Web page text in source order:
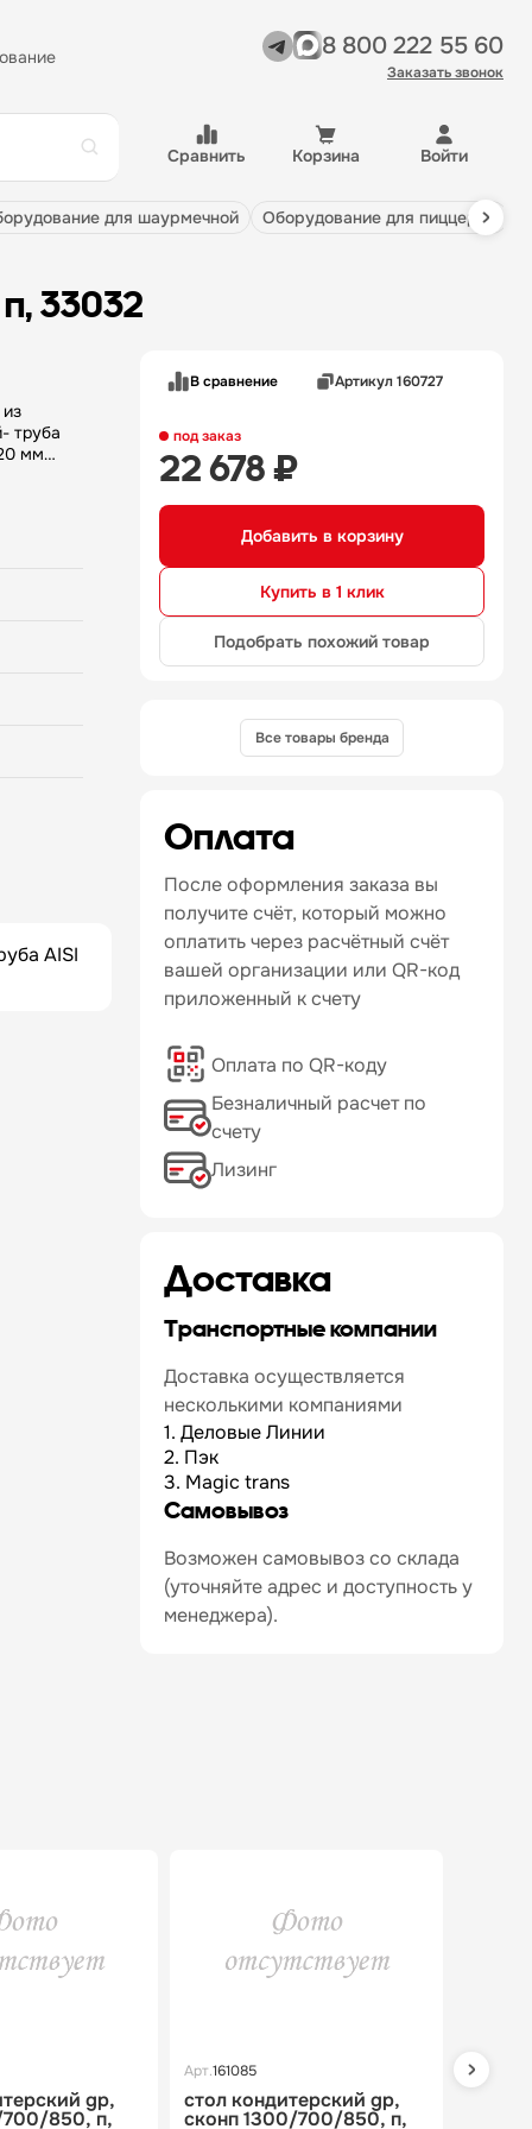
8 800 222 55 60
Заказать звонок
Сравнить Корзина Войти
для шаурмечной оборудование для пиццерии
33032
труба
мм
В сравнение Артикул 160727
под заказ
22 678 ₽
Добавить в корзину
Купить в 1 клик
Подобрать похожий товар
Все товары бренда
Оплата
После оформления заказа вы
получите счёт, который можно
оплатить через расчётный счёт
вашей организации или QR-код
приложенный к счету
Оплата по QR-коду
Безналичный расчет по
счету
Лизинг
Доставка
Транспортные компании
Доставка осуществляется
несколькими компаниями
1. Деловые Линии
2. Пэк
3. Magic trans
Самовывоз
Возможен самовывоз со склада
(уточняйте адрес и доступность у
менеджера).
AISI
gp,
850, п,
Арт.161085
стол кондитерский gp,
сконп 1300/700/850, п,
Арт.